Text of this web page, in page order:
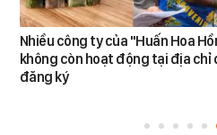
Nhiều công ty của "Huấn Hoa
không còn hoạt động tại địa chỉ
đăng ký